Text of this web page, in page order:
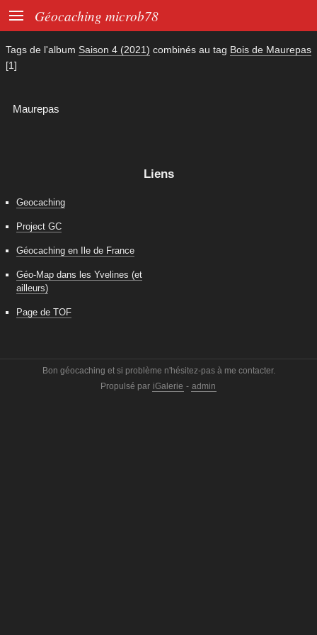
 Géocaching microb78
Tags de l'album Saison 4 (2021) combinés au tag Bois de Maurepas
[1]
Maurepas
Liens
Geocaching
Project GC
Géocaching en Ile de France
Géo-Map dans les Yvelines (et
ailleurs)
Page de TOF
Bon géocaching et si problème n'hésitez-pas à me contacter.
Propulsé par iGalerie - admin